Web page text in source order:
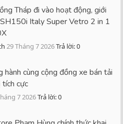
Tháp đi vào hoạt động, giới
Italy Super Vetro 2 in 1
29 Tháng 7 2026Trả lời: 0
cùng cộng đồng xe bán tải
cực
7 2026Trả lời: 0